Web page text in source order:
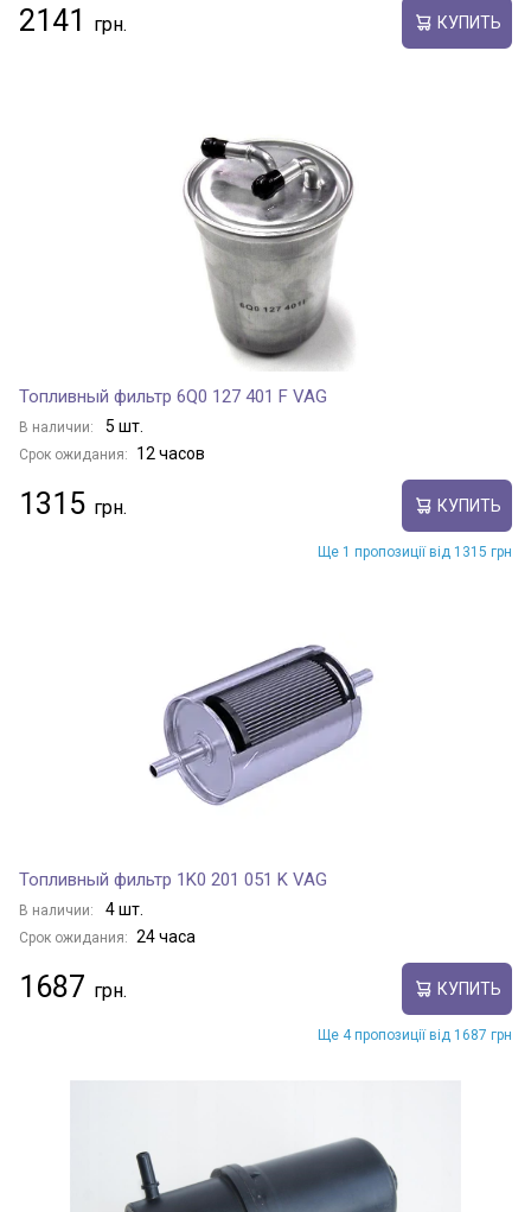
2141 КУПИТЬ
Топливный фильтр 6Q0 127 401 F VAG
В наличии: 5 шт.
Срок ожидания: 12 часов
1315 КУПИТЬ
Ще 1 пропозиції від 1315 грн
Топливный фильтр 1K0 201 051 K VAG
В наличии: 4 шт.
Срок ожидания: 24 часа
1687 КУПИТЬ
Ще 4 пропозиції від 1687 грн